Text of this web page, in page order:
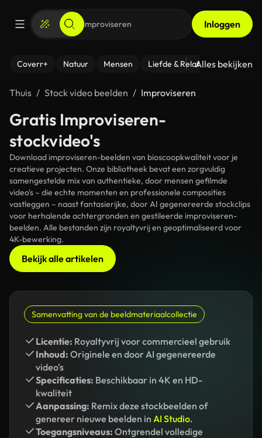
Inloggen
Coverr+ Natuur Mensen Liefde & Relaties - Fitness
Alles bekijken
Thuis Stock video beelden Improviseren
Gratis Improviseren-
stockvideo's
Download improviseren-beelden van bioscoopkwaliteit voor je
creatieve projecten. Onze bibliotheek bevat een zorgvuldig
samengestelde mix van authentieke, door mensen gefilmde
video's – die echte momenten en professionele composities
vastleggen – naast fantasierijke, door AI gegenereerde stockclips
voor herhalende achtergronden en gestileerde improviseren-
beelden. Alle bestanden zijn royaltyvrij en geoptimaliseerd voor
4K-bewerking.
Bekijk alle artikelen
Samenvatting van de beeldmateriaalcollectie
Licentie: Royaltyvrij voor commercieel gebruik
Inhoud: Originele en door AI gegenereerde
video's
Specificaties: Beschikbaar in 4K en HD-
kwaliteit
Aanpassing: Remix deze stockbeelden of
genereer nieuwe beelden in AI Studio.
Toegangsniveaus: Ontgrendel volledige